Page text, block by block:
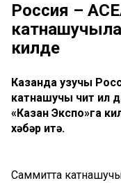
Россия –
килде
Казанда узучы
катнашучы чит ил
«Казан Экспо»га
хәбәр итә.
Саммитта